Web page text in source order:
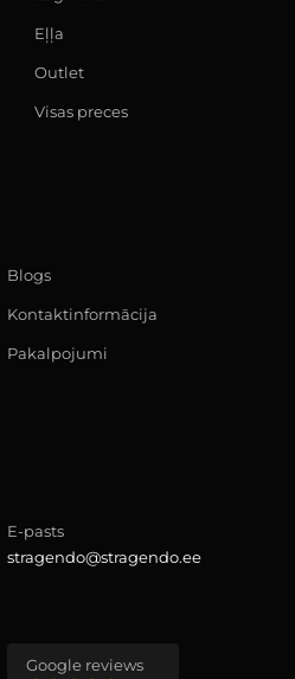
Eļļa
Outlet
Visas preces
Blogs
Kontaktinformācija
Pakalpojumi
E-pasts
stragendo@stragendo.ee
Google reviews